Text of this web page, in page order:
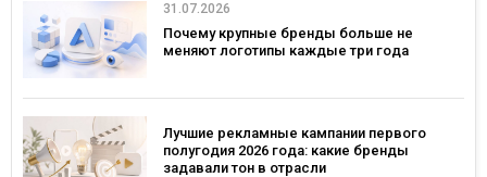
31.07.2026
Почему крупные бренды больше не
меняют логотипы каждые три года
Лучшие рекламные кампании первого
полугодия 2026 года: какие бренды
задавали тон в отрасли